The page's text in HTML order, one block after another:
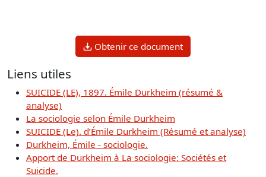
Obtenir ce document
Liens utiles
SUICIDE (LE), 1897. Émile Durkheim (résumé &
analyse)
La sociologie selon Émile Durkheim
SUICIDE (Le). d’Émile Durkheim (Résumé et analyse)
Durkheim, Émile - sociologie.
Apport de Durkheim à La sociologie: Sociétés et
Suicide.